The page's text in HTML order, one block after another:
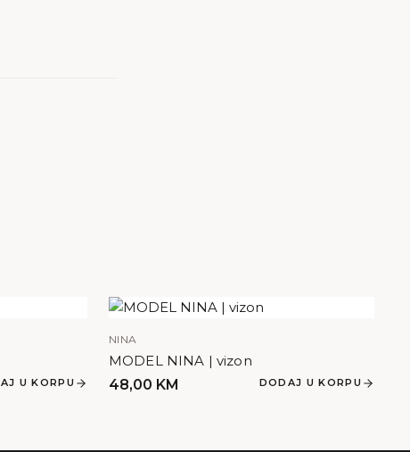
U KORPU
NINA
MODEL NINA | vizon
48,00 KM DODAJ U KORPU